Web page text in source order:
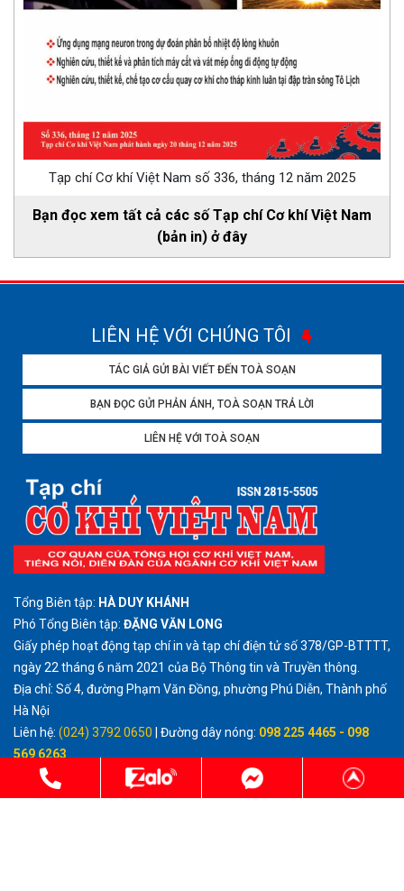
Tạp chí Cơ khí Việt Nam số 336, tháng 12 năm 2025
Bạn đọc xem tất cả các số Tạp chí Cơ khí Việt Nam
(bản in) ở đây
LIÊN HỆ VỚI CHÚNG TÔI
TÁC GIẢ GỬI BÀI VIẾT ĐẾN TOÀ SOẠN
BẠN ĐỌC GỬI PHẢN ÁNH, TOÀ SOẠN TRẢ LỜI
LIÊN HỆ VỚI TOÀ SOẠN
Tổng Biên tập: HÀ DUY KHÁNH
Phó Tổng Biên tập: ĐẶNG VĂN LONG
Giấy phép hoạt động tạp chí in và tạp chí điện tử số 378/GP-BTTTT,
ngày 22 tháng 6 năm 2021 của Bộ Thông tin và Truyền thông.
Địa chỉ: Số 4, đường Phạm Văn Đồng, phường Phú Diễn, Thành phố
Hà Nội
Liên hệ: (024) 3792 0650 | Đường dây nóng: 098 225 4465 - 098
569 6263
Email:
tcckvietnam@gmail.com
http://cokhivietnam.vn